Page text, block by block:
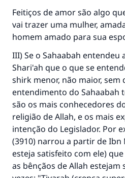
Feitiços de amor são algo
vai trazer uma mulher,
homem amado para sua
III) Se o Sahaabah
Shari'ah que o que se
shirk menor, não maior, sem
entendimento do Sahaabah
são os mais conhecedores
religião de Allah, e os mais
intenção do Legislador. Por
(3910) narrou a partir de Ibn
esteja satisfeito com ele)
as bênçãos de Allah estejam
Ajude-nos a
"Quem quer que
que é bom receberá a
que aqueles
(MUSLIM,